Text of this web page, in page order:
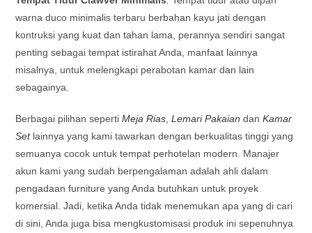
warna duco minimalis terbaru berbahan kayu jati dengan
kontruksi yang kuat dan tahan lama, perannya sendiri sangat
penting sebagai tempat istirahat Anda, manfaat lainnya
misalnya, untuk melengkapi perabotan kamar dan lain
sebagainya.
Berbagai pilihan sepertiMeja Rias ,Lemari Pakaian danKamar
Setlainnya yang kami tawarkan dengan berkualitas tinggi yang
semuanya cocok untuk tempat perhotelan modern. Manajer
akun kami yang sudah berpengalaman adalah ahli dalam
pengadaan furniture yang Anda butuhkan untuk proyek
komersial. Jadi, ketika Anda tidak menemukan apa yang di cari
di sini, Anda juga bisa mengkustomisasi produk ini sepenuhnya